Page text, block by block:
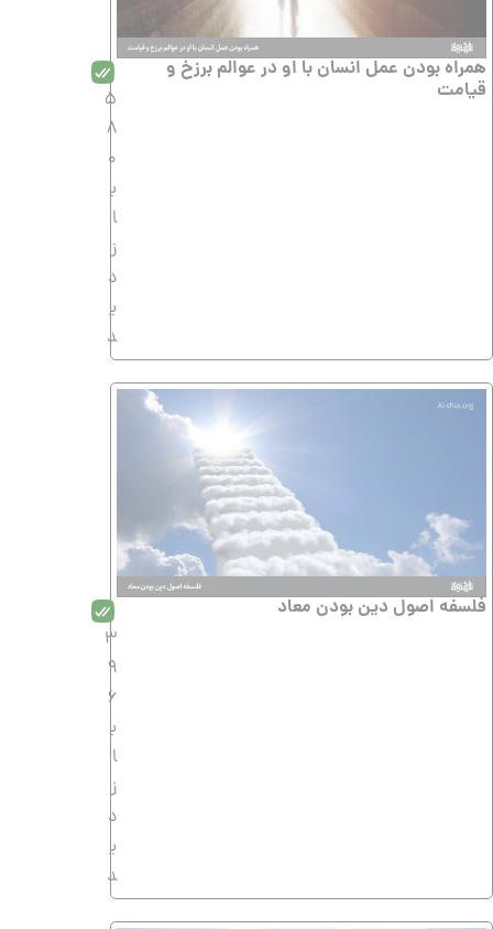
همراه بودن عمل انسان با او در عوالم برزخ و
قیامت
5
8
0
ب
ا
ز
د
ی
د
فلسفه اصول دین بودن معاد
3
9
6
ب
ا
ز
د
ی
د